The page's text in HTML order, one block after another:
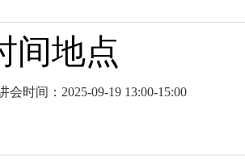
间地点
会时间： 2025-09-19 13:00-15:00